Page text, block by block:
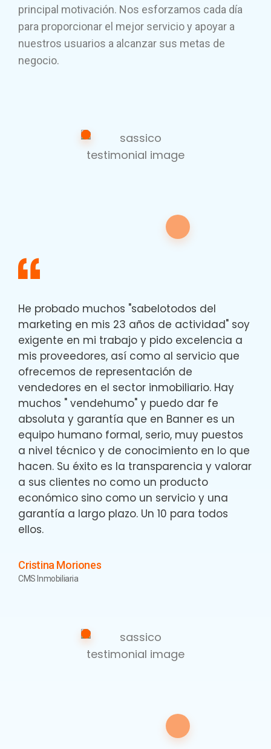
principal motivación. Nos esforzamos cada día
para proporcionar el mejor servicio y apoyar a
nuestros usuarios a alcanzar sus metas de
negocio.
He probado muchos "sabelotodos del
marketing en mis 23 años de actividad" soy
exigente en mi trabajo y pido excelencia a
mis proveedores, así como al servicio que
ofrecemos de representación de
vendedores en el sector inmobiliario. Hay
muchos " vendehumo" y puedo dar fe
absoluta y garantía que en Banner es un
equipo humano formal, serio, muy puestos
a nivel técnico y de conocimiento en lo que
hacen. Su éxito es la transparencia y valorar
a sus clientes no como un producto
económico sino como un servicio y una
garantía a largo plazo. Un 10 para todos
ellos.
Cristina Moriones
CMS Inmobiliaria